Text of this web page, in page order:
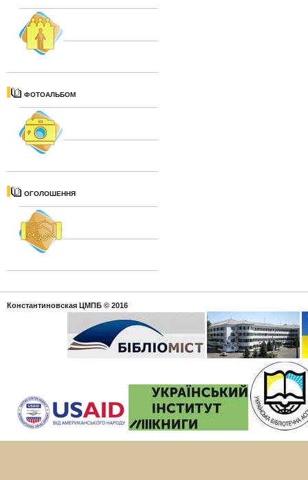
ФОТОАЛЬБОМ
ОГОЛОШЕННЯ
Константиновская ЦМПБ © 2016